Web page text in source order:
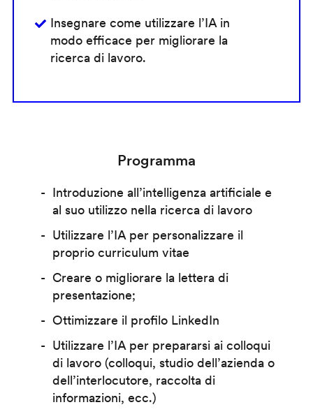
Insegnare come utilizzare l’IA in
modo efficace per migliorare la
ricerca di lavoro.
Programma
Introduzione all’intelligenza artificiale e
al suo utilizzo nella ricerca di lavoro
Utilizzare l’IA per personalizzare il
proprio curriculum vitae
Creare o migliorare la lettera di
presentazione;
Ottimizzare il profilo LinkedIn
Utilizzare l’IA per prepararsi ai colloqui
di lavoro (colloqui, studio dell’azienda o
dell’interlocutore, raccolta di
informazioni, ecc.)